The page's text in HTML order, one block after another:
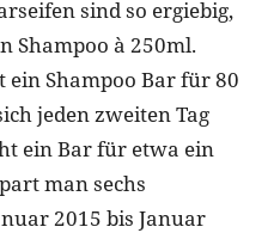
sind so ergiebig,
Shampoo à 250ml.
Shampoo Bar für 80
jeden zweiten Tag
ein Bar für etwa ein
man sechs
2015 bis Januar